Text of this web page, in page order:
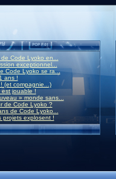
Code Lyoko en...
exceptionnel...
Code Lyoko se ra...
ans !
(et compagnie...)
est jouable !
» monde sans...
de Code Lyoko ?
de Code Lyoko...
projets explosent !